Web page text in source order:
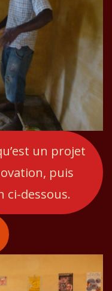
un projet
puis
ci-dessous.